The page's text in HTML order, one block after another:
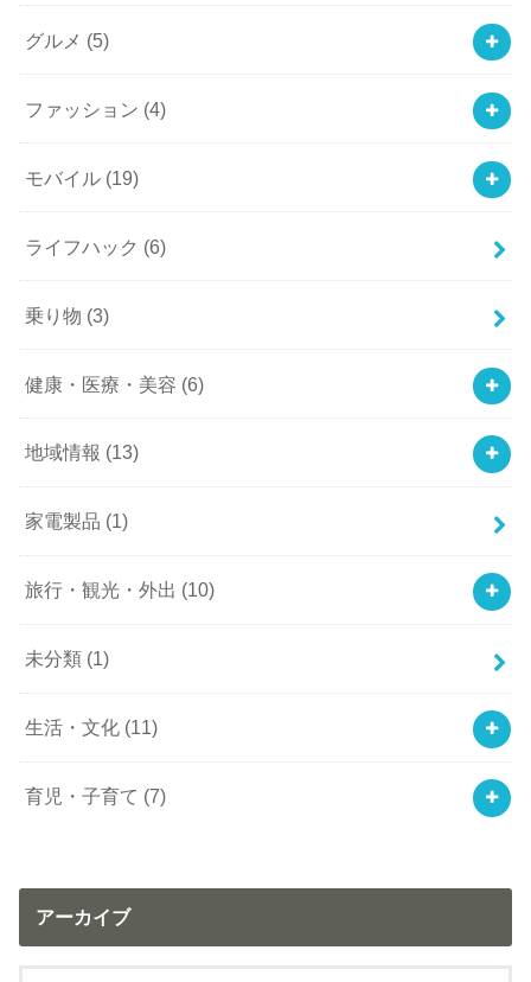
グルメ (5)
ファッション (4)
モバイル (19)
ライフハック (6)
乗り物 (3)
健康・医療・美容 (6)
地域情報 (13)
家電製品 (1)
旅行・観光・外出 (10)
未分類 (1)
生活・文化 (11)
育児・子育て (7)
アーカイブ